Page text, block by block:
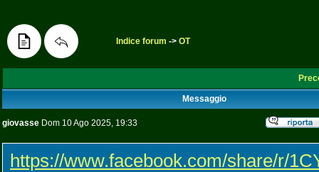
Indice forum -> OT
Messaggio
giovasse Dom 10 Ago 2025, 19:33
https://www.facebook.com/share/r/